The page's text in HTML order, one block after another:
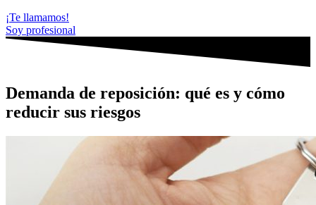
¡Te llamamos!
Soy profesional
Demanda de reposición: qué es y cómo
reducir sus riesgos